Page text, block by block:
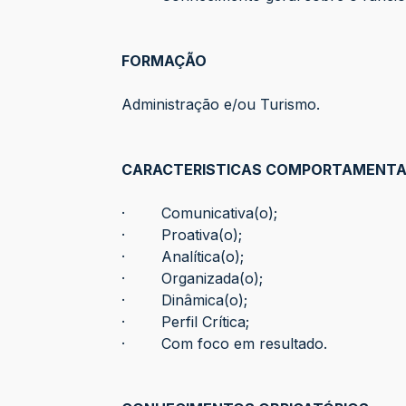
FORMAÇÃO
Administração e/ou Turismo.
CARACTERISTICAS
· Comunicativa(o);
· Proativa(o);
· Analítica(o);
· Organizada(o);
· Dinâmica(o);
· Perfil Crítica;
· Com foco em resultado.